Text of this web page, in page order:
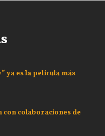
ya es la película más
con colaboraciones de